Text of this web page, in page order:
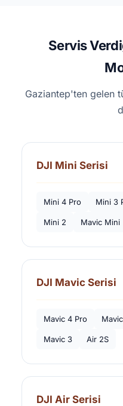
Servis
Gaziantep'ten gelen
DJI Mini Serisi
Mini 4 Pro Mini 3
Mini 2 Mavic Mini
DJI Mavic Serisi
Mavic 4 Pro
Mavic 3 Air 2S
DJI Air Serisi